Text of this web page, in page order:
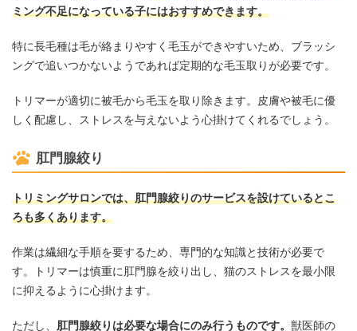
ミング不足になっている子にはおすすめできます。
特に長毛種は毛が絡まりやすく毛玉ができやすいため、ブラッシ
ングで追いつかないようであれば定期的な毛玉取りが必要です。
トリマーが適切に被毛から毛玉を取り除きます。皮膚や被毛に優
しく配慮し、ストレスを与えないよう心掛けてくれるでしょう。
肛門腺絞り
トリミングサロンでは、肛門腺絞りのサービスを設けているとこ
ろも多くあります。
作業は繊細な手順を要するため、専門的な知識と技術が必要で
す。トリマーは慎重に肛門腺を絞り出し、猫のストレスを最小限
に抑えるように心掛けます。
ただし、 肛門腺絞りは必要な場合にのみ行うものです。 獣医師の